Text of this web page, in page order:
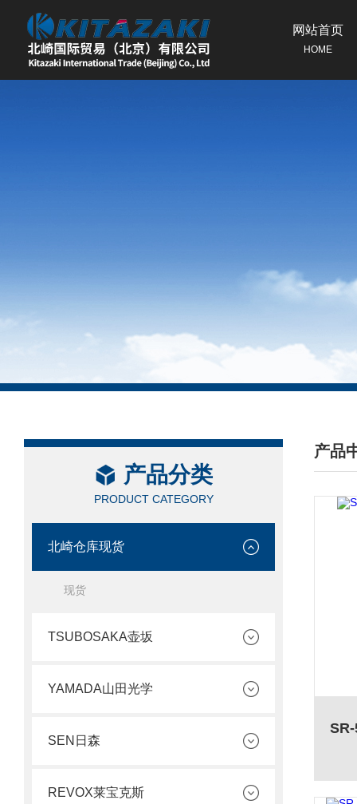
网站首页
HOME
产品分类
PRODUCT CATEGORY
北崎仓库现货
现货
TSUBOSAKA壶坂
YAMADA山田光学
SEN日森
REVOX莱宝克斯
产品
/